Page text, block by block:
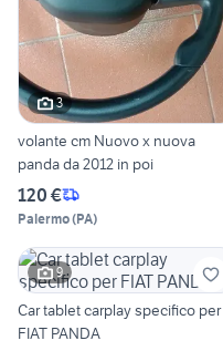
3
volante cm Nuovo x nuova
panda da 2012 in poi
120 €
Palermo(PA)
9
Car tablet carplay specifico per
FIAT PANDA